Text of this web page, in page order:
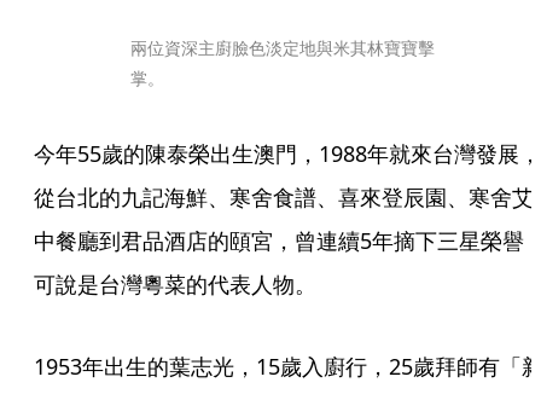
兩位資深主廚臉色淡定地與米其林寶寶擊
掌。
今年55歲的陳泰榮出生澳門，1988年就來台灣發展，
從台北的九記海鮮、寒舍食譜、喜來登辰園、寒舍艾
中餐廳到君品酒店的頤宮，曾連續5年摘下三星榮譽
可說是台灣粵菜的代表人物。
1953年出生的葉志光，15歲入廚行，25歲拜師有「